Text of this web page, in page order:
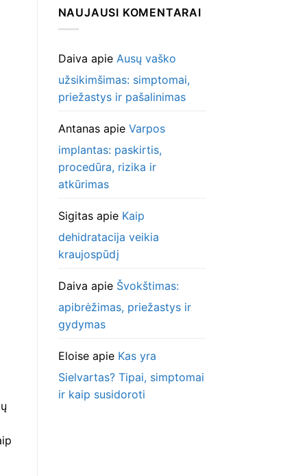
NAUJAUSI KOMENTARAI
Daiva apie Ausų vaško
užsikimšimas: simptomai,
priežastys ir pašalinimas
Antanasapie Varpos
implantas: paskirtis,
procedūra, rizika ir
atkūrimas
Sigitasapie Kaip
dehidratacija veikia
kraujospūdį
Daiva apie Švokštimas:
apibrėžimas, priežastys ir
gydymas
Eloiseapie Kas yra
Sielvartas? Tipai, simptomai
ir kaip susidoroti